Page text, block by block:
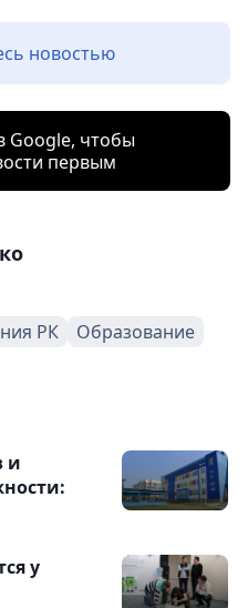
новостью
Google, чтобы
первым
РК
Образование
и
у